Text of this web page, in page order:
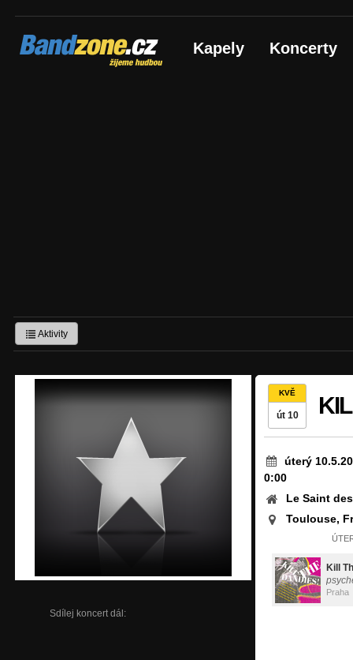
Bandzone.cz
žijeme hudbou Kapely Koncerty
Aktivity
Sdílej koncert dál:
KVĚ
út 10
úterý
0:00
Le Saint
Toulouse,
Kill
Praha